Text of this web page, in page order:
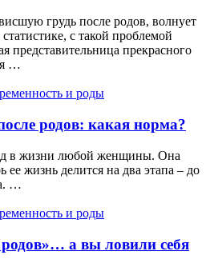
грудь после родов, волнует
с такой проблемой
представительница прекрасного
…
и роды
родов: какая норма?
в жизни любой женщины. Она
ее жизнь делится на два этапа – до
…
и роды
а вы ловили себя